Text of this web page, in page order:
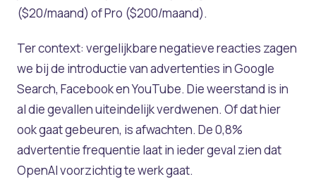
($20/maand) of Pro ($200/maand).
Ter context: vergelijkbare negatieve reacties zagen
we bij de introductie van advertenties in Google
Search, Facebook en YouTube. Die weerstand is in
al die gevallen uiteindelijk verdwenen. Of dat hier
ook gaat gebeuren, is afwachten. De 0,8%
advertentie frequentie laat in ieder geval zien dat
OpenAI voorzichtig te werk gaat.